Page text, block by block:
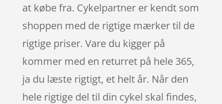
at købe fra. Cykelpartner er kendt som
shoppen med de rigtige mærker til de
rigtige priser. Vare du kigger på
kommer med en returret på hele 365,
ja du læste rigtigt, et helt år. Når den
hele rigtige del til din cykel skal findes,